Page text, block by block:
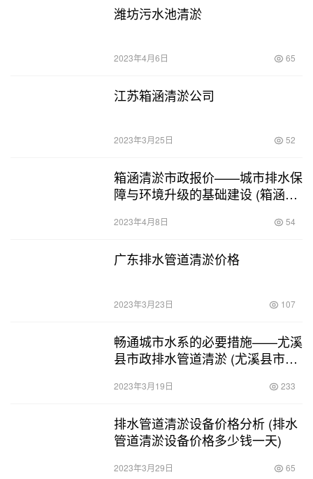
潍坊污水池清淤
2023年4月6日 65
江苏箱涵清淤公司
2023年3月25日 52
箱涵清淤市政报价——城市排水保
障与环境升级的基础建设 (箱涵清
2023年4月8日 54
广东排水管道清淤价格
2023年3月23日 107
畅通城市水系的必要措施——尤溪
县市政排水管道清淤 (尤溪县市政
2023年3月19日 233
排水管道清淤设备价格分析 (排水
管道清淤设备价格多少钱一天)
2023年3月29日 65